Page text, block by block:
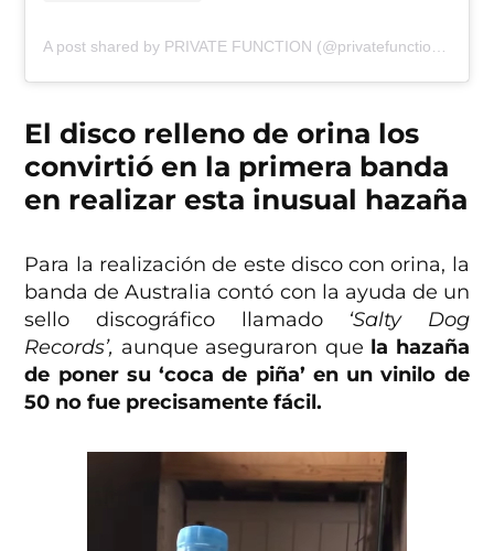
El disco relleno de orina los
convirtió en la primera banda
en realizar esta inusual hazaña
Para la realización de este disco con orina, la
banda de Australia contó con la ayuda de un
sello discográfico llamado‘Salty Dog
Records’, aunque aseguraron que la hazaña
de poner su ‘coca de piña’ en un vinilo de
50 no fue precisamente fácil.